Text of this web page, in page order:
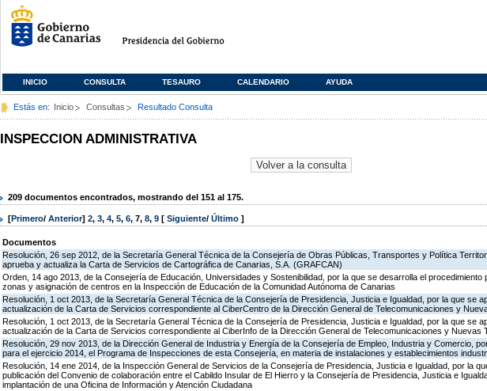
INICIO CONSULTA TESAURO CALENDARIO AYUDA
Estás en: Inicio Consultas Resultado Consulta
INSPECCION ADMINISTRATIVA
209 documentos encontrados, mostrando del 151 al 175.
[Primero/ Anterior] 2, 3, 4, 5, 6, 7, 8, 9 [ Siguiente/ Último ]
Documentos
Resolución, 26 sep 2012, de la Secretaría General Técnica de la Consejería de Obras Públicas, Transportes y Política
aprueba y actualiza la Carta de Servicios de Cartográfica de Canarias, S.A. (GRAFCAN)
Orden, 14 ago 2013, de la Consejería de Educación, Universidades y Sostenibilidad, por la que se desarrolla el procedimiento
zonas y asignación de centros en la Inspección de Educación de la Comunidad Autónoma de Canarias
Resolución, 1 oct 2013, de la Secretaría General Técnica de la Consejería de Presidencia, Justicia e Igualdad, por la que se
actualización de la Carta de Servicios correspondiente al CiberCentro de la Dirección General de Telecomunicaciones y
Resolución, 1 oct 2013, de la Secretaría General Técnica de la Consejería de Presidencia, Justicia e Igualdad, por la que se
actualización de la Carta de Servicios correspondiente al CiberInfo de la Dirección General de Telecomunicaciones y Nuevas
Resolución, 29 nov 2013, de la Dirección General de Industria y Energía de la Consejería de Empleo, Industria y Comercio,
para el ejercicio 2014, el Programa de Inspecciones de esta Consejería, en materia de instalaciones y establecimientos
Resolución, 14 ene 2014, de la Inspección General de Servicios de la Consejería de Presidencia, Justicia e Igualdad, por la
publicación del Convenio de colaboración entre el Cabildo Insular de El Hierro y la Consejería de Presidencia, Justicia e
implantación de una Oficina de Información y Atención Ciudadana